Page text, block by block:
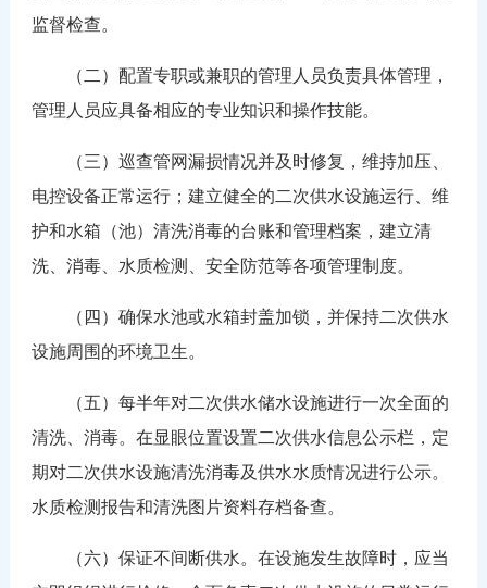
监督检查。
（二）配置专职或兼职的管理人员负责具体管理，
管理人员应具备相应的专业知识和操作技能。
（三）巡查管网漏损情况并及时修复，维持加压、
电控设备正常运行；建立健全的二次供水设施运行、维
护和水箱（池）清洗消毒的台账和管理档案，建立清
洗、消毒、水质检测、安全防范等各项管理制度。
（四）确保水池或水箱封盖加锁，并保持二次供水
设施周围的环境卫生。
（五）每半年对二次供水储水设施进行一次全面的
清洗、消毒。在显眼位置设置二次供水信息公示栏，定
期对二次供水设施清洗消毒及供水水质情况进行公示。
水质检测报告和清洗图片资料存档备查。
（六）保证不间断供水。在设施发生故障时，应当